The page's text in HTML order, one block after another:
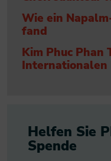
Wie ein
fand
Kim Phuc Phan
Internationalen
Helfen Sie
Spende